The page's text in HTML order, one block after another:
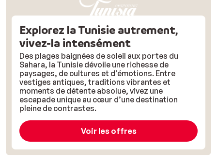
Explorez la Tunisie autrement,
vivez-la intensément
Des plages baignées de soleil aux portes du
Sahara, la Tunisie dévoile une richesse de
paysages, de cultures et d’émotions. Entre
vestiges antiques, traditions vibrantes et
moments de détente absolue, vivez une
escapade unique au cœur d’une destination
pleine de contrastes.
Voir les offres